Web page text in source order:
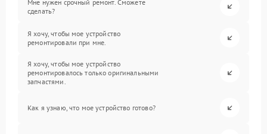
Мне нужен срочный ремонт. Сможете
сделать?
Я хочу, чтобы мое устройство
ремонтировали при мне.
Я хочу, чтобы мое устройство
ремонтировалось только оригинальными
запчастями.
Как я узнаю, что мое устройство готово?